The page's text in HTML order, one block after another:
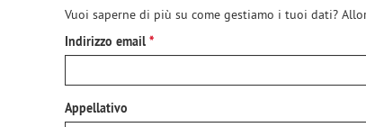
Vuoi saperne di più su come gestiamo i tuoi dati?
Indirizzo email
Appellativo